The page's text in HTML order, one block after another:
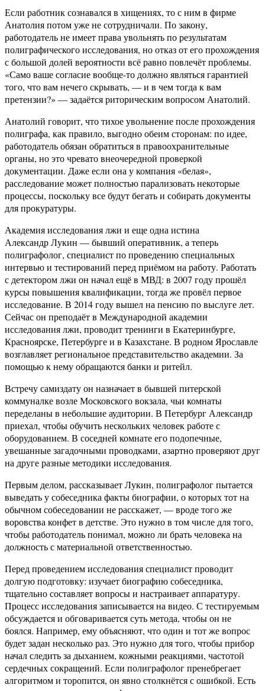
Если работник сознавался в хищениях, то с ним в фирме
Анатолия потом уже не сотрудничали. По закону,
работодатель не имеет права увольнять по результатам
полиграфического исследования, но отказ от его прохождения
с большой долей вероятности всё равно повлечёт проблемы.
«Само ваше согласие вообще-то должно являться гарантией
того, что вам нечего скрывать, — и в чем тогда к вам
претензии?» — задаётся риторическим вопросом Анатолий.
Анатолий говорит, что тихое увольнение после прохождения
полиграфа, как правило, выгодно обеим сторонам: по идее,
работодатель обязан обратиться в правоохранительные
органы, но это чревато внеочередной проверкой
документации. Даже если она у компания «белая»,
расследование может полностью парализовать некоторые
процессы, поскольку все будут бегать и собирать документы
для прокуратуры.
Академия исследования лжи и еще одна истина
Александр Лукин — бывший оперативник, а теперь
полиграфолог, специалист по проведению специальных
интервью и тестирований перед приёмом на работу. Работать
с детектором лжи он начал ещё в МВД: в 2007 году прошёл
курсы повышения квалификации, тогда же провёл первое
исследование. В 2014 году вышел на пенсию по выслуге лет.
Сейчас он преподаёт в Международной академии
исследования лжи, проводит тренинги в Екатеринбурге,
Красноярске, Петербурге и в Казахстане. В родном Ярославле
возглавляет региональное представительство академии. За
помощью к нему обращаются банки и ритейл.
Встречу самиздату он назначает в бывшей питерской
коммуналке возле Московского вокзала, чьи комнаты
переделаны в небольшие аудитории. В Петербург Александр
приехал, чтобы обучить нескольких человек работе с
оборудованием. В соседней комнате его подопечные,
увешанные загадочными проводками, азартно проверяют друг
на друге разные методики исследования.
Первым делом, рассказывает Лукин, полиграфолог пытается
выведать у собеседника факты биографии, о которых тот на
обычном собеседовании не расскажет, — вроде того же
воровства конфет в детстве. Это нужно в том числе для того,
чтобы работодатель понимал, можно ли брать человека на
должность с материальной ответственностью.
Перед проведением исследования специалист проводит
долгую подготовку: изучает биографию собеседника,
тщательно составляет вопросы и настраивает аппаратуру.
Процесс исследования записывается на видео. С тестируемым
обсуждается и обговаривается суть метода, чтобы он не
боялся. Например, ему объясняют, что один и тот же вопрос
будет задан несколько раз. Это нужно для того, чтобы прибор
начал следить за дыханием, кожными реакциями, частотой
сердечных сокращений. Если полиграфолог пренебрегает
алгоритмом и торопится, он явно столкнётся с ошибкой. Есть